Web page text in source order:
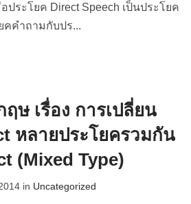
ประโยค Direct Speech เป็นประโยค
คคำถามกับปร...
ษ เรื่อง การเปลี่ยน
หลายประโยครวมกัน
(Mixed Type)
in Uncategorized